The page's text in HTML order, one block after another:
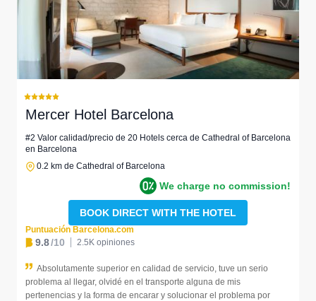
Mercer Hotel Barcelona
#2 Valor calidad/precio de 20 Hotels cerca de Cathedral of Barcelona
en Barcelona
0.2 km de Cathedral of Barcelona
We charge no commission!
BOOK DIRECT WITH THE HOTEL
Puntuación Barcelona.com
9.8/10 2.5K opiniones
Absolutamente superior en calidad de servicio, tuve un serio
problema al llegar, olvidé en el transporte alguna de mis
pertenencias y la forma de encarar y solucionar el problema por